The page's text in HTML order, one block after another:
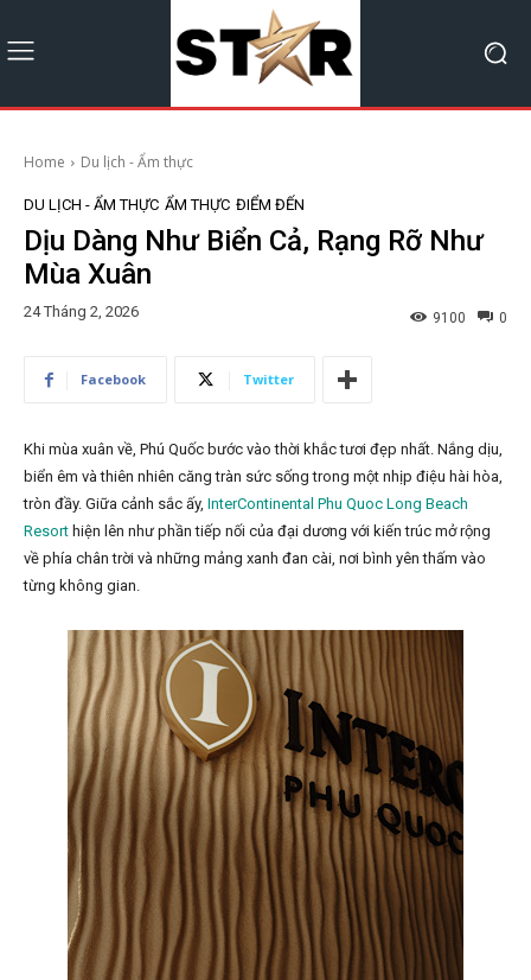
Home Du lịch - Ẩm thực
DU LỊCH - ẨM THỰC ẨM THỰC ĐIỂM ĐẾN
Dịu Dàng Như Biển Cả, Rạng Rỡ Như
Mùa Xuân
24 Tháng 2, 2026 0
9100
Facebook Twitter
Khi mùa xuân về, Phú Quốc bước vào thời khắc tươi đẹp nhất. Nắng dịu,
biển êm và thiên nhiên căng tràn sức sống trong một nhịp điệu hài hòa,
tròn đầy. Giữa cảnh sắc ấy, InterContinental Phu Quoc Long Beach
Resort hiện lên như phần tiếp nối của đại dương với kiến trúc mở rộng
về phía chân trời và những mảng xanh đan cài, nơi bình yên thấm vào
từng không gian.